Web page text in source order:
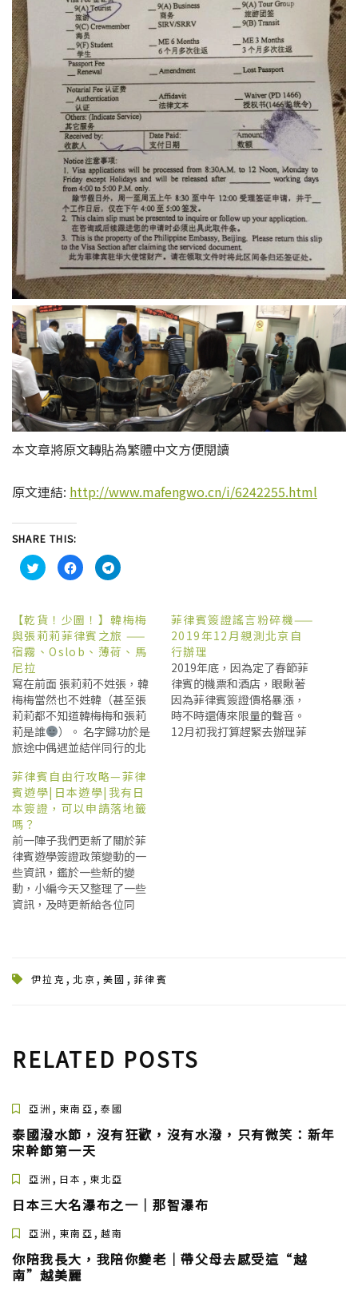
本文章將原文轉貼為繁體中文方便閱讀
原文連結: http://www.mafengwo.cn/i/6242255.html
SHARE THIS:
C
l
t
o
s
h
a
o
n
T
w
i
t
t
e
r
O
p
e
n
s
n
n
e
w
w
i
n
d
o
C
l
t
o
s
h
a
r
o
n
F
a
c
b
o
o
(
O
p
e
n
i
n
n
e
w
w
i
n
d
C
l
t
o
s
h
a
r
o
n
T
e
l
e
g
r
a
(
O
p
e
n
i
n
n
e
w
w
i
n
d
【乾貨！少圖！】韓梅梅
與張莉莉菲律賓之旅 ——
宿霧、Oslob、薄荷、馬
尼拉
寫在前面 張莉莉不姓張，韓
梅梅當然也不姓韓（甚至張
莉莉都不知道韓梅梅和張莉
莉是誰
）。 名字歸功於是
旅途中偶遇並結伴同行的北
美貌的小黑三百～ …… 這段
旅行很早就有打算，可是真
正開始計劃，也就短短半個
月，所有的事前工作，都要
感謝我們仔細的Lily張莉莉同
學，我（韓梅梅）？我也就
是個混吃等死打醬油的。人
生中第一次在旅行中做了一
次白痴，一個自己要去哪都
的旅行前，是無盡的查資料
和擔憂。因為薄荷島的小眾
辭，讓張莉莉童鞋操碎了心
。每當想到那陣子張莉莉
正具有實用性的！準確的！
乾貨！！希望可以幫到後來
的朋友們！！】 【這篇遊記
可能沒有美美的照片，更多
的是乾貨，要謠言粉碎機～
真心希望可以幫助大家
筆
芯～】 簽證前奏 關於韓梅梅
同學的簽證之路，其實遠沒
有上面說的這麼簡單。 我們
的韓梅梅同學從美帝飛回北
京已經是9月19，咳咳、要知
菲律賓簽證謠言粉碎機——
2019年12月親測北京自
行辦理
2019年底，因為定了春節菲
律賓的機票和酒店，眼瞅著
因為菲律賓簽證價格暴漲，
時不時還傳來限量的聲音。
12月初我打算趕緊去辦理菲
那我還能說神魔呢？ 所以，
親身試驗證明，幾十塊錢的
能交易的產品，代理們為何
還要把它掛出來賣呢？ 謠言
曾經自行辦理過，其實一點
開了個在職證明，然後就是
菲律賓自由行攻略—菲律
賓遊學|日本遊學|我有日
本簽證，可以申請落地籤
嗎？
前一陣子我們更新了關於菲
律賓遊學簽證政策變動的一
些資訊，鑑於一些新的變
動，小編今天又整理了一些
資訊，及時更新給各位同
好知道一個打車APP有送紅
公眾號：【粒子的生活】 就
可以領取了！愛生活！愛分
臨，最近我們收到很多中學
生以及大學生的暑假遊學報
名。很多學生幾乎都是第一
次出國或者第一次去菲律
賓。對於到底如何申請簽證
往期文章已經解釋過，現在
一個基本資訊大家需要了解
下，那就是任何一個國家都
不允許持有旅遊簽入境的外
國居民在當地工作或者從事
伊拉克 , 北京,美國 , 菲律賓
RELATED POSTS
亞洲 , 東南亞,泰國
泰國潑水節，沒有狂歡，沒有水潑，只有微笑：新年
宋幹節第一天
亞洲 , 日本 , 東北亞
日本三大名瀑布之一｜那智瀑布
亞洲 , 東南亞,越南
你陪我長大，我陪你變老｜帶父母去感受這“越
南”越美麗